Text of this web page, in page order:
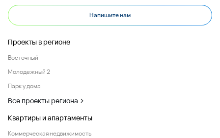
Напишите нам
Проекты в регионе
Восточный
Молодежный 2
Парк у дома
Все проекты региона
Квартиры и апартаменты
Коммерческая недвижимость